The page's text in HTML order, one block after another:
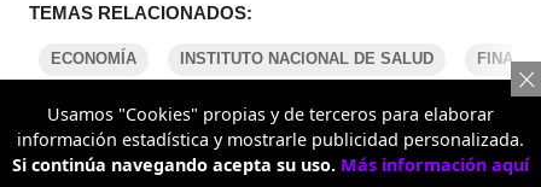
TEMAS RELACIONADOS:
ECONOMÍA INSTITUTO NACIONAL DE SALUD
COMENTARIOS
Usamos "Cookies" propias y de terceros para elaborar
información estadística y mostrarle publicidad personalizada.
Si continúa navegando acepta su uso. Más información aquí